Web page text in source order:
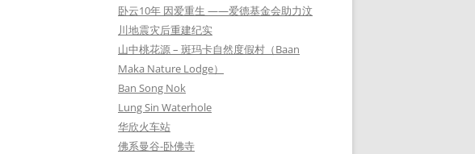
卧云10年 因爱重生 ——爱德基金会助力汶
川地震灾后重建纪实
山中桃花源 – 斑玛卡自然度假村（Baan
Maka Nature Lodge）
Ban Song Nok
Lung Sin Waterhole
华欣火车站
佛系曼谷-卧佛寺